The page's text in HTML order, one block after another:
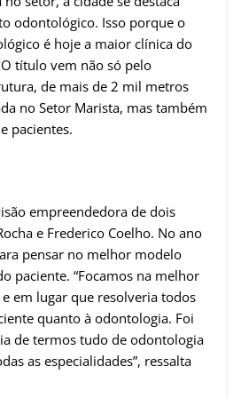
odontológico. Isso porque o
é hoje a maior clínica do
título vem não só pelo
de mais de 2 mil metros
no Setor Marista, mas também
pacientes.
empreendedora de dois
e Frederico Coelho. No ano
pensar no melhor modelo
paciente. “Focamos na melhor
em lugar que resolveria todos
quanto à odontologia. Foi
de termos tudo de odontologia
as especialidades”, ressalta